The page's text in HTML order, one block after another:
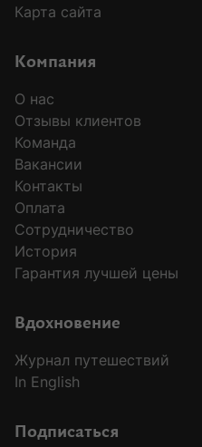
MODAL-ARRIVALS
Карта сайта
Компания
О нас
Отзывы клиентов
Команда
Вакансии
Контакты
Оплата
Сотрудничество
История
Гарантия лучшей цены
Вдохновение
Журнал путешествий
In English
Подписаться